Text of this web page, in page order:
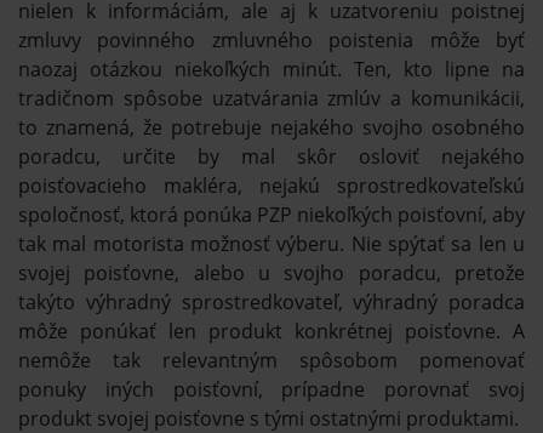
nielen k informáciám, ale aj k uzatvoreniu poistnej
zmluvy povinného zmluvného poistenia môže byť
naozaj otázkou niekoľkých minút. Ten, kto lipne na
tradičnom spôsobe uzatvárania zmlúv a komunikácii,
to znamená, že potrebuje nejakého svojho osobného
poradcu, určite by mal skôr osloviť nejakého
poisťovacieho makléra, nejakú sprostredkovateľskú
spoločnosť, ktorá ponúka PZP niekoľkých poisťovní, aby
tak mal motorista možnosť výberu. Nie spýtať sa len u
svojej poisťovne, alebo u svojho poradcu, pretože
takýto výhradný sprostredkovateľ, výhradný poradca
môže ponúkať len produkt konkrétnej poisťovne. A
nemôže tak relevantným spôsobom pomenovať
ponuky iných poisťovní, prípadne porovnať svoj
produkt svojej poisťovne s tými ostatnými produktami.